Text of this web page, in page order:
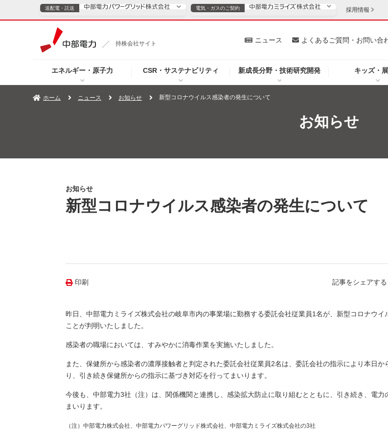
持株会社サイト
エネルギー・原子力 CSR・サステナビリティ 新成長分野・技術研究開発 キッズ・
ニュース よくあるご質問・お問い合
送配電・託送
TOPページへ ご案内 安定供給
企業情報
電気・ガスのご契約
電気・ガスのご契約
TOPページへ 個人のお客さま 法人のお客さ
採用情報
ホーム ニュース お知らせ 新型コロナウイルス感染者の発生について
お知らせ
お知らせ
新型コロナウイルス感染者の発生について
印刷 記事をシェアする
昨日、中部電力ミライズ株式会社の岐阜市内の事業場に勤務する委託会社従業員1名が、新型コロナウイ
ことが判明いたしました。
感染者の職場においては、すみやかに消毒作業を実施いたしました。
また、保健所から感染者の濃厚接触者と判定された委託会社従業員2名は、委託会社の指示により本日か
り、引き続き保健所からの指示に基づき対応を行ってまいります。
今後も、中部電力3社（注）は、関係機関と連携し、感染拡大防止に取り組むとともに、引き続き、電力
まいります。
（注）中部電力株式会社、中部電力パワーグリッド株式会社、中部電力ミライズ株式会社の3社